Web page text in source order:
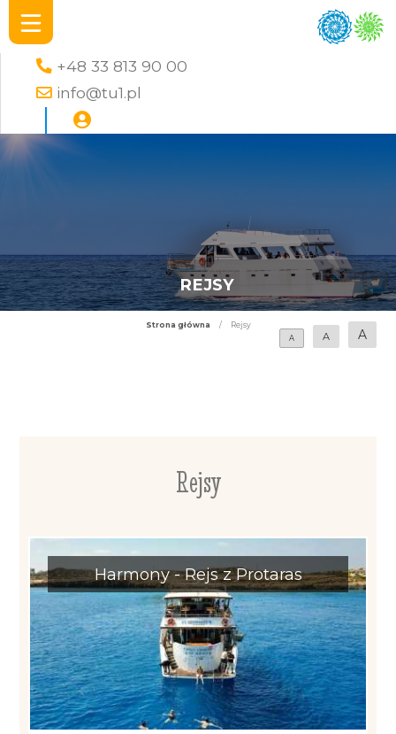
+48 33 813 90 00
info@tu1.pl
REJSY
Strona główna /
Rejsy
A
A A
Rejsy
Harmony - Rejs z Protaras